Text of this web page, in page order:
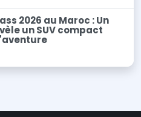
2026 au Maroc : Un
un SUV compact